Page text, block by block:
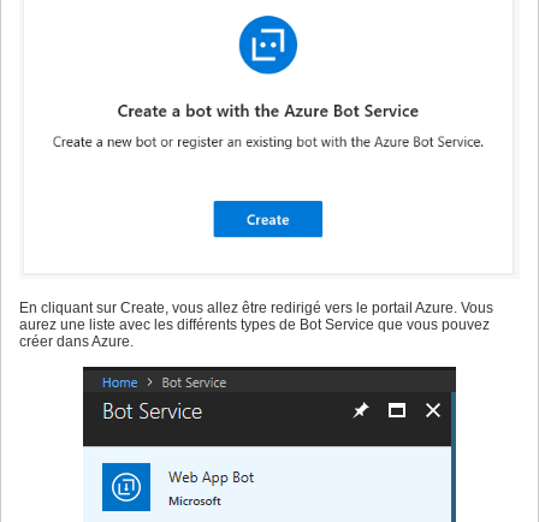
En cliquant sur Create, vous allez être redirigé vers le portail Azure. Vous
aurez une liste avec les différents types de Bot Service que vous pouvez
créer dans Azure.